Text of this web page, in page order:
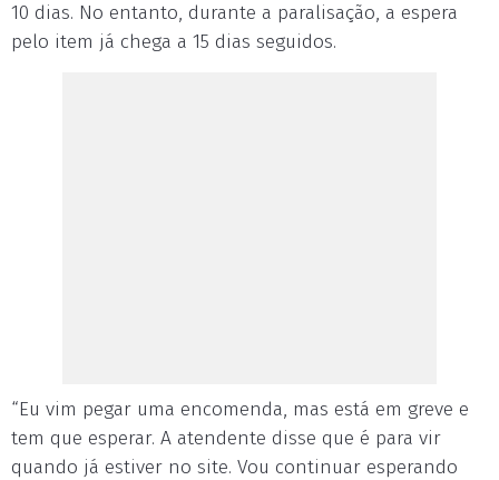
10 dias. No entanto, durante a paralisação, a espera
pelo item já chega a 15 dias seguidos.
“Eu vim pegar uma encomenda, mas está em greve e
tem que esperar. A atendente disse que é para vir
quando já estiver no site. Vou continuar esperando